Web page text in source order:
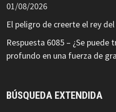
01/08/2026
El peligro de creerte el rey
Respuesta 6085 – ¿Se
profundo en una fuerza de
BÚSQUEDA EXTENDIDA